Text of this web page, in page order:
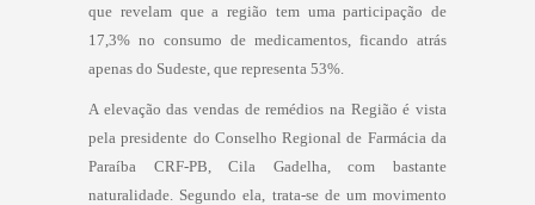
que revelam que a região tem uma participação de
17,3% no consumo de medicamentos, ficando atrás
apenas do Sudeste, que representa 53%.
A elevação das vendas de remédios na Região é vista
pela presidente do Conselho Regional de Farmácia da
Paraíba CRF-PB, Cila Gadelha, com bastante
naturalidade. Segundo ela, trata-se de um movimento